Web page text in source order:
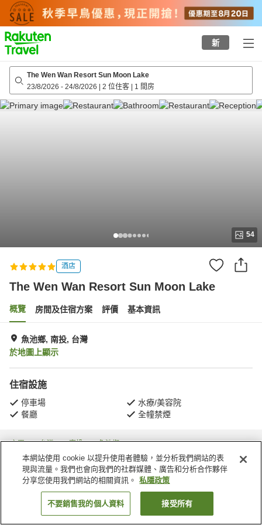
to
top
page
新
The Wen Wan Resort Sun Moon Lake
23/8/2026 - 24/8/2026 | 2 位住客 | 1 間房
54
酒店
The Wen Wan Resort Sun Moon Lake
概覽 房間及住宿方案 評價 基本資訊
魚池鄉, 南投, 台灣
於地圖上顯示
住宿設施
停車場
水療/美容院
餐廳
全幢禁煙
主頁 台灣 南投
魚池鄉
The Wen Wan Resort Sun Moon Lake
找客房
本網站使用 cookie 以提升使用者體驗，並分析我們網站的表
現與流量。我們也會向我們的社群媒體、廣告和分析合作夥伴
分享您使用我們網站的相關資訊。
私隱政策
不要銷售我的個人資料 接受所有